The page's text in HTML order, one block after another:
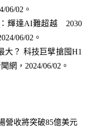
06/02 。
輝達AI難超越 2030
06/02 。
大？ 科技巨擘搶囤H1
網，2024/06/02 。
營收將突破85億美元